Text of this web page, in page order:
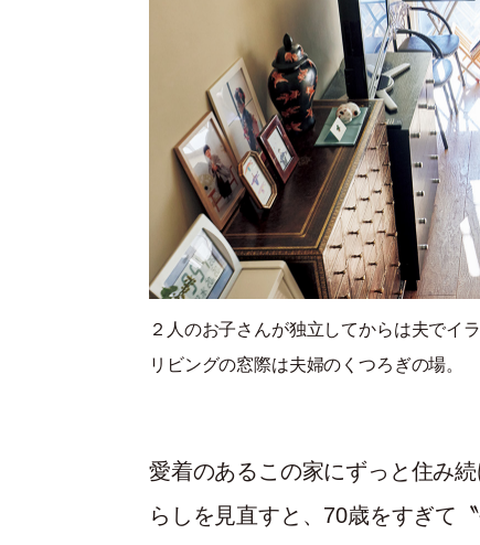
２人のお子さんが独立してからは夫でイ
リビングの窓際は夫婦のくつろぎの場。
愛着のあるこの家にずっと住み
らしを見直すと、70歳をすぎて